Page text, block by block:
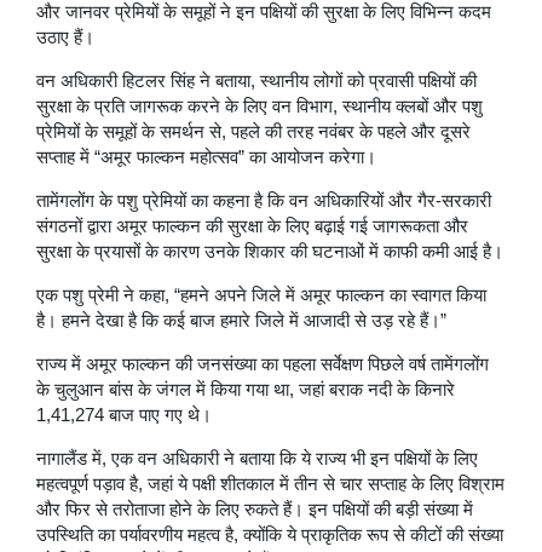
और जानवर प्रेमियों के समूहों ने इन पक्षियों की सुरक्षा के लिए विभिन्न कदम
उठाए हैं।
वन अधिकारी हिटलर सिंह ने बताया, स्थानीय लोगों को प्रवासी पक्षियों की
सुरक्षा के प्रति जागरूक करने के लिए वन विभाग, स्थानीय क्लबों और पशु
प्रेमियों के समूहों के समर्थन से, पहले की तरह नवंबर के पहले और दूसरे
सप्ताह में “अमूर फाल्कन महोत्सव” का आयोजन करेगा।
तामेंगलोंग के पशु प्रेमियों का कहना है कि वन अधिकारियों और गैर-सरकारी
संगठनों द्वारा अमूर फाल्कन की सुरक्षा के लिए बढ़ाई गई जागरूकता और
सुरक्षा के प्रयासों के कारण उनके शिकार की घटनाओं में काफी कमी आई है।
एक पशु प्रेमी ने कहा, “हमने अपने जिले में अमूर फाल्कन का स्वागत किया
है। हमने देखा है कि कई बाज हमारे जिले में आजादी से उड़ रहे हैं।”
राज्य में अमूर फाल्कन की जनसंख्या का पहला सर्वेक्षण पिछले वर्ष तामेंगलोंग
के चुलुआन बांस के जंगल में किया गया था, जहां बराक नदी के किनारे
1,41,274 बाज पाए गए थे।
नागालैंड में, एक वन अधिकारी ने बताया कि ये राज्य भी इन पक्षियों के लिए
महत्वपूर्ण पड़ाव है, जहां ये पक्षी शीतकाल में तीन से चार सप्ताह के लिए विश्राम
और फिर से तरोताजा होने के लिए रुकते हैं। इन पक्षियों की बड़ी संख्या में
उपस्थिति का पर्यावरणीय महत्व है, क्योंकि ये प्राकृतिक रूप से कीटों की संख्या